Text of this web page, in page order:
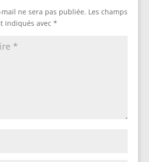
ne sera pas publiée. Les champs
indiqués avec *